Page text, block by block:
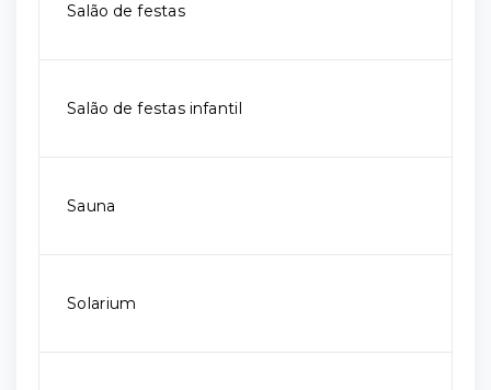
Salão de festas
Salão de festas infantil
Sauna
Solarium